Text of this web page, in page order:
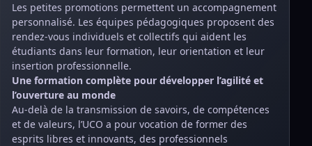
Les petites promotions permettent un accompagnement
personnalisé. Les équipes pédagogiques proposent des
rendez-vous individuels et collectifs qui aident les
étudiants dans leur formation, leur orientation et leur
insertion professionnelle.
Une formation complète pour développer l’agilité et
l’ouverture au monde
Au-delà de la transmission de savoirs, de compétences
et de valeurs, l’UCO a pour vocation de former des
esprits libres et innovants, des professionnels